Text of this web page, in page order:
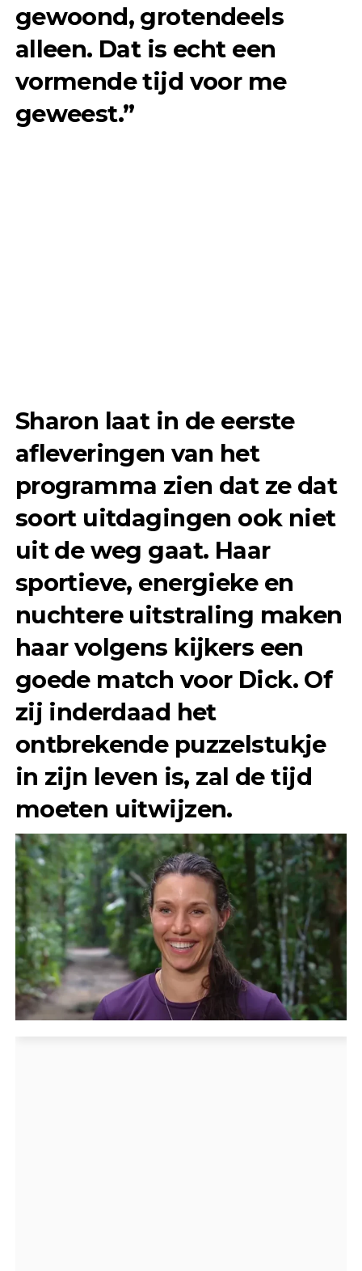
gewoond, grotendeels
alleen. Dat is echt een
vormende tijd voor me
geweest.”
Sharon laat in de eerste
afleveringen van het
programma zien dat ze dat
soort uitdagingen ook niet
uit de weg gaat. Haar
sportieve, energieke en
nuchtere uitstraling maken
haar volgens kijkers een
goede match voor Dick. Of
zij inderdaad het
ontbrekende puzzelstukje
in zijn leven is, zal de tijd
moeten uitwijzen.